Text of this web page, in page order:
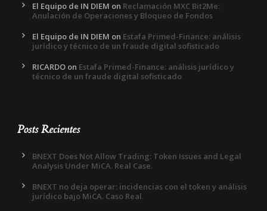
El Equipo de IN DIEM on Reclamación MXC Bit2Me:
Anulación de Operaciones y Bloqueo de Fondos
El Equipo de IN DIEM on Estafa Primed-Finance: análisis
jurídico y técnico de un fraude digital sofisticado
RICARDO on Estafa Primed-Finance: análisis jurídico y
técnico de un fraude digital sofisticado
Posts Recientes
BNEXT Does Not Allow Trading: Token Issues and Legal
Analysis Under MiCA. Real Case.
BNEXT no deja operar: incidencias con el token y análisis
jurídico bajo MiCA. Caso Real.